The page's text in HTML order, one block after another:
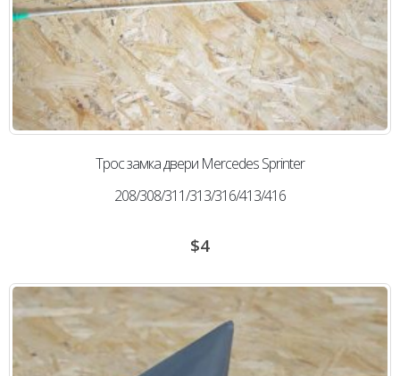
Трос замка двери Mercedes Sprinter
208/308/311/313/316/413/416
$4